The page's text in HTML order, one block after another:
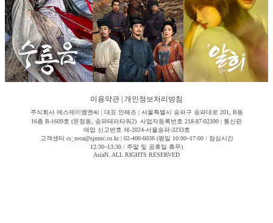
이용약관 개인정보처리방침
주식회사 에스제이엠엔씨 | 대표 안해조 | 서울특별시 송파구 송파대로 201, B동
16층 B-1609호 (문정동, 송파테라타워2) 사업자등록번호 218-87-02390 | 통신판
매업 신고번호 제-2024-서울송파-3233호
고객센터 cs_moa@sjmnc.co.kr | 02-400-6036 (평일 10:00~17:00 / 점심시간
12:30~13:30 / 주말 및 공휴일 휴무)
AsiaN. ALL RIGHTS RESERVED